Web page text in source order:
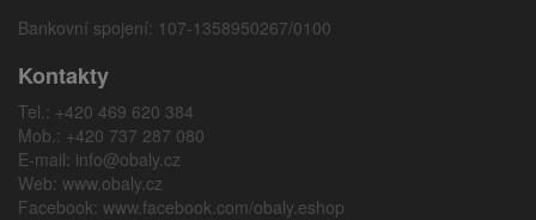
Bankovní spojení: 107-1358950267/0100
Kontakty
Tel.: +420 469 620 384
Mob.: +420 737 287 080
E-mail: info@obaly.cz
Web: www.obaly.cz
Facebook: www.facebook.com/obaly.eshop